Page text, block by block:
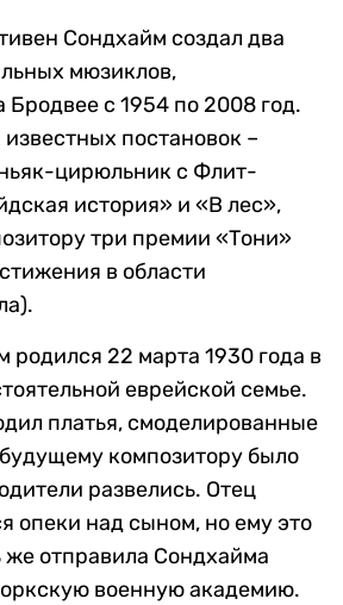
Сондхайм создал два
мюзиклов,
Бродвее с 1954 по 2008 год.
постановок –
цирюльник с Флит-
история» и «В лес»,
три премии «Тони»
в области
родился 22 марта 1930 года в
еврейской семье.
платья, смоделированные
композитору было
развелись. Отец
опеки над сыном, но ему это
же отправила Сондхайма
военную академию.